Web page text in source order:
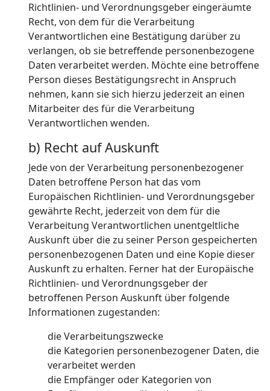
Richtlinien- und Verordnungsgeber eingeräumte
Recht, von dem für die Verarbeitung
Verantwortlichen eine Bestätigung darüber zu
verlangen, ob sie betreffende personenbezogene
Daten verarbeitet werden. Möchte eine betroffene
Person dieses Bestätigungsrecht in Anspruch
nehmen, kann sie sich hierzu jederzeit an einen
Mitarbeiter des für die Verarbeitung
Verantwortlichen wenden.
b) Recht auf Auskunft
Jede von der Verarbeitung personenbezogener
Daten betroffene Person hat das vom
Europäischen Richtlinien- und Verordnungsgeber
gewährte Recht, jederzeit von dem für die
Verarbeitung Verantwortlichen unentgeltliche
Auskunft über die zu seiner Person gespeicherten
personenbezogenen Daten und eine Kopie dieser
Auskunft zu erhalten. Ferner hat der Europäische
Richtlinien- und Verordnungsgeber der
betroffenen Person Auskunft über folgende
Informationen zugestanden:
die Verarbeitungszwecke
die Kategorien personenbezogener Daten, die
verarbeitet werden
die Empfänger oder Kategorien von